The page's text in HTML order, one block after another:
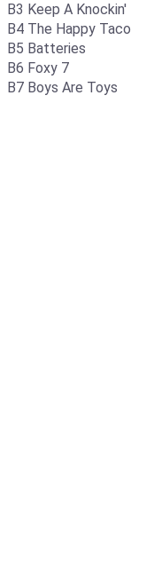
B3 Keep A Knockin'
B4 The Happy Taco
B5 Batteries
B6 Foxy 7
B7 Boys Are Toys